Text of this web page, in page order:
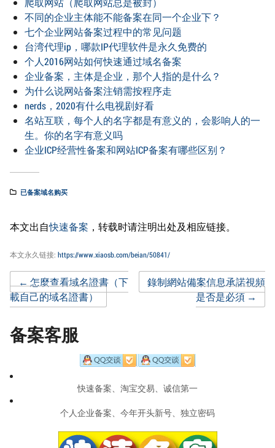
不同的企业主体能不能备案在同一个企业下？
七个企业网站备案过程中的常见问题
台湾代理ip，哪款IP代理软件是永久免费的
个人2016网站如何快速通过域名备案
企业备案，主体是企业，那个人指的是什么？
为什么说网站备案注销需按程序走
nerds，2020有什么电视剧好看
名站互联，每个人的名字都是有意义的，会影响人的一
生。你的名字有意义吗
企业ICP经营性备案和网站ICP备案有哪些区别？
已备案域名购买
本文出自快速备案 ，转载时请注明出处及相应链接。
本文永久链接: https://www.xiaosb.com/beian/50841/
Post
navigation
← 怎麼查看域名證書（下
載自己的域名證書）
錄制網站備案信息承諾視頻
是否是必須→
备案客服
快速备案、淘宝交易、诚信第一
个人企业备案、今年开头新号、独立密码